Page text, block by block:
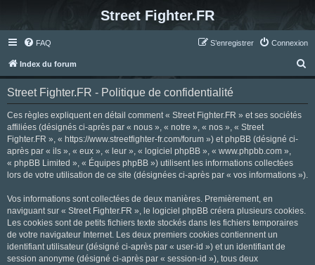
Street Fighter.FR
FAQ Connexion
S’enregistrer
Index du forum
e
Street Fighter.FR - Politique de confidentialité
Ces règles expliquent en détail comment « Street Fighter.FR » et ses sociétés
affiliées (désignés ci-après par « nous », « notre », « nos », « Street
Fighter.FR », « https://www.streetfighter-fr.com/forum ») et phpBB (désigné ci-
après par « ils », « eux », « leur », « logiciel phpBB », « www.phpbb.com »,
« phpBB Limited », « Équipes phpBB ») utilisent les informations collectées
lors de votre utilisation de ce site (désignées ci-après par « vos informations »).
Vos informations sont collectées de deux manières. Premièrement, en
naviguant sur « Street Fighter.FR », le logiciel phpBB créera plusieurs cookies.
Les cookies sont de petits fichiers texte stockés dans les fichiers temporaires
de votre navigateur Internet. Les deux premiers cookies contiennent un
identifiant utilisateur (désigné ci-après par « user-id ») et un identifiant de
session anonyme (désigné ci-après par « session-id »), tous deux